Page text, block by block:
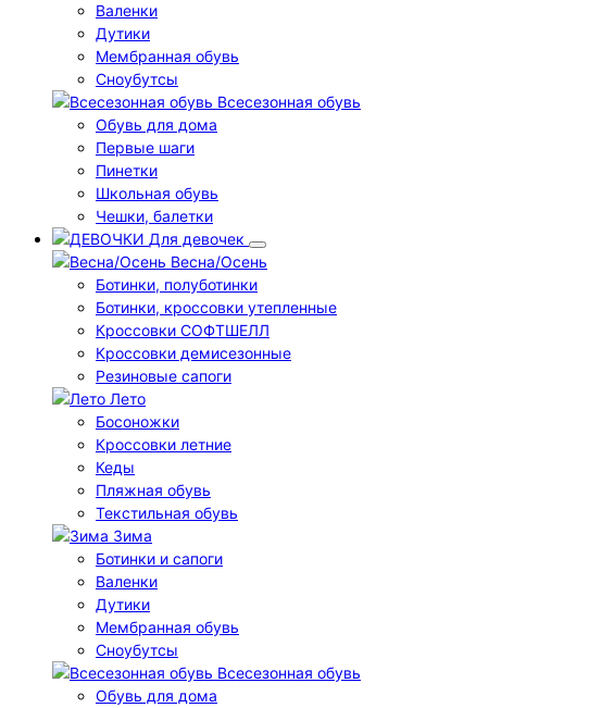
Валенки
Дутики
Мембранная обувь
Сноубутсы
Всесезонная обувь
Обувь для дома
Первые шаги
Пинетки
Школьная обувь
Чешки, балетки
Для девочек
Весна/Осень
Ботинки, полуботинки
Ботинки, кроссовки утепленные
Кроссовки СОФТШЕЛЛ
Кроссовки демисезонные
Резиновые сапоги
Лето
Босоножки
Кроссовки летние
Кеды
Пляжная обувь
Текстильная обувь
Зима
Ботинки и сапоги
Валенки
Дутики
Мембранная обувь
Сноубутсы
Всесезонная обувь
Обувь для дома